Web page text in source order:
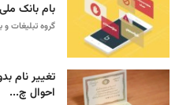
بام بانک
گروه تبلیغات و
تغییر نام
احوال چ...